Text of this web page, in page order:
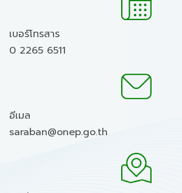
เบอร์โทรสาร
0 2265 6511
อีเมล
saraban@onep.go.th